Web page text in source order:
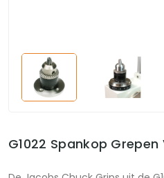
G1022 Spankop